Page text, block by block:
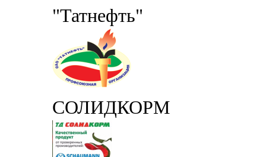
"Татнефть"
СОЛИДКОРМ